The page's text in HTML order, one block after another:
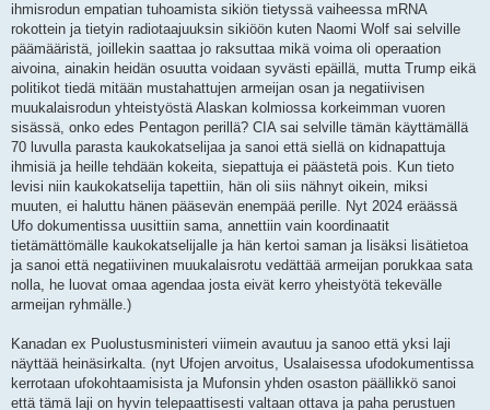
ihmisrodun empatian tuhoamista sikiön tietyssä vaiheessa mRNA
rokottein ja tietyin radiotaajuuksin sikiöön kuten Naomi Wolf sai selville
päämääristä, joillekin saattaa jo raksuttaa mikä voima oli operaation
aivoina, ainakin heidän osuutta voidaan syvästi epäillä, mutta Trump eikä
politikot tiedä mitään mustahattujen armeijan osan ja negatiivisen
muukalaisrodun yhteistyöstä Alaskan kolmiossa korkeimman vuoren
sisässä, onko edes Pentagon perillä? CIA sai selville tämän käyttämällä
70 luvulla parasta kaukokatselijaa ja sanoi että siellä on kidnapattuja
ihmisiä ja heille tehdään kokeita, siepattuja ei päästetä pois. Kun tieto
levisi niin kaukokatselija tapettiin, hän oli siis nähnyt oikein, miksi
muuten, ei haluttu hänen pääsevän enempää perille. Nyt 2024 eräässä
Ufo dokumentissa uusittiin sama, annettiin vain koordinaatit
tietämättömälle kaukokatselijalle ja hän kertoi saman ja lisäksi lisätietoa
ja sanoi että negatiivinen muukalaisrotu vedättää armeijan porukkaa sata
nolla, he luovat omaa agendaa josta eivät kerro yheistyötä tekevälle
armeijan ryhmälle.)
Kanadan ex Puolustusministeri viimein avautuu ja sanoo että yksi laji
näyttää heinäsirkalta. (nyt Ufojen arvoitus, Usalaisessa ufodokumentissa
kerrotaan ufokohtaamisista ja Mufonsin yhden osaston päällikkö sanoi
että tämä laji on hyvin telepaattisesti valtaan ottava ja paha perustuen